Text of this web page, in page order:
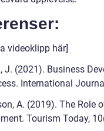
videoklipp här]
J. (2021). Business
International
A. (2019). The Role
Tourism Today,